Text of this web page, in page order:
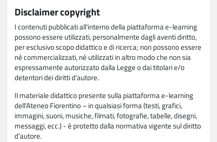
Disclaimer copyright
I contenuti pubblicati all'interno della piattaforma e-learning
possono essere utilizzati, personalmente dagli aventi diritto,
per esclusivo scopo didattico e di ricerca; non possono essere
né commercializzati, né utilizzati in altro modo che non sia
espressamente autorizzato dalla Legge o dai titolari e/o
detentori dei diritti d'autore.
Il materiale didattico presente sulla piattaforma e-learning
dell'Ateneo Fiorentino – in qualsiasi forma (testi, grafici,
immagini, suoni, musiche, filmati, fotografie, tabelle, disegni,
messaggi, ecc.) - è protetto dalla normativa vigente sul diritto
d'autore.